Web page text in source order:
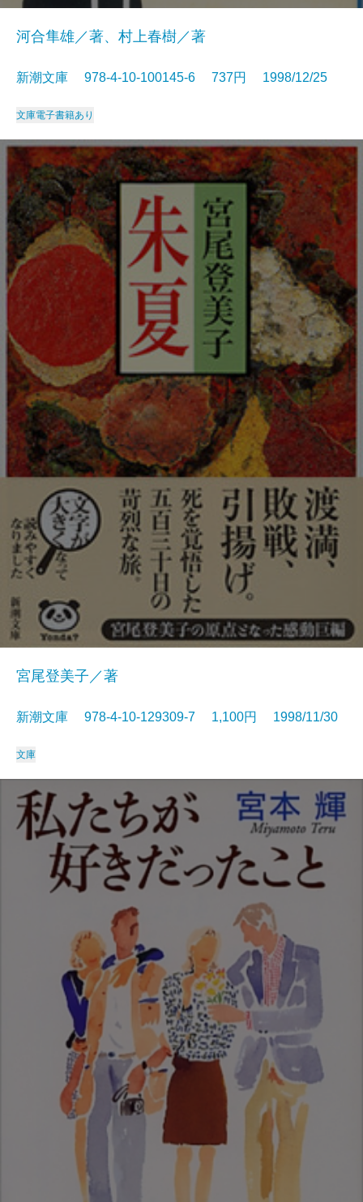
河合隼雄／著、村上春樹／著
新潮文庫 978-4-10-100145-6 737円 1998/12/25
文庫電子書籍あり
宮尾登美子／著
新潮文庫 978-4-10-129309-7 1,100円 1998/11/30
文庫